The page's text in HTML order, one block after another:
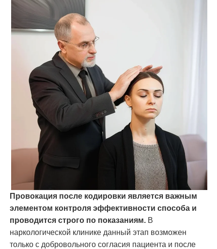
Провокация после кодировки является важным
элементом контроля эффективности способа и
проводится строго по показаниям. В
наркологической клинике данный этап возможен
только с добровольного согласия пациента и после